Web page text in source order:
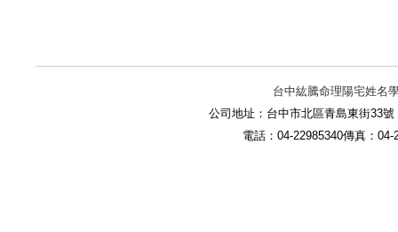
台中紘騰命理陽宅姓名
公司地址：台中市北區青島東街33
電話：04-22985340傳真：